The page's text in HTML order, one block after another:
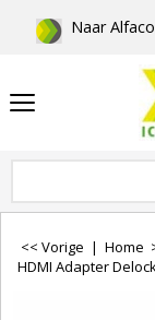
Naar
<< Vorige | Home
HDMI Adapter